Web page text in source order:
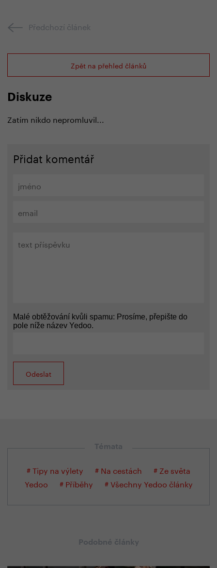
Předchozí článek
Zpět na přehled článků
Diskuze
Zatím nikdo nepromluvil...
Přidat komentář
Malé obtěžování kvůli spamu: Prosíme, přepište do
pole níže název Yedoo.
Témata
# Tipy na výlety # Na cestách
# Ze světa
Yedoo
# Příběhy # Všechny Yedoo články
Podobné články